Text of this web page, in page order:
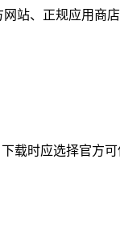
站、正规应用
时应选择官方